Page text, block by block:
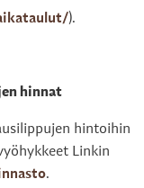
).
hinnat
hintoihin
Linkin
.